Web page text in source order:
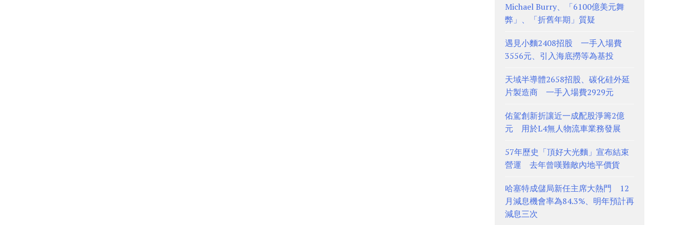
Michael Burry、「6100億美元舞
弊」、「折舊年期」質疑
遇見小麵2408招股 一手入場費
3556元、引入海底撈等為基投
天域半導體2658招股、碳化硅外延
片製造商 一手入場費2929元
佑駕創新折讓近一成配股淨籌2億
元 用於L4無人物流車業務發展
57年歷史「頂好大光麵」宣布結束
營運 去年曾嘆難敵內地平價貨
哈塞特成儲局新任主席大熱門 12
月減息機會率為84.3%、明年預計再
減息三次